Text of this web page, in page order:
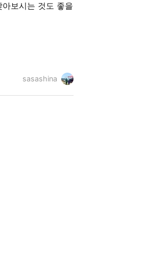
보시는 것도 좋을
sasashina